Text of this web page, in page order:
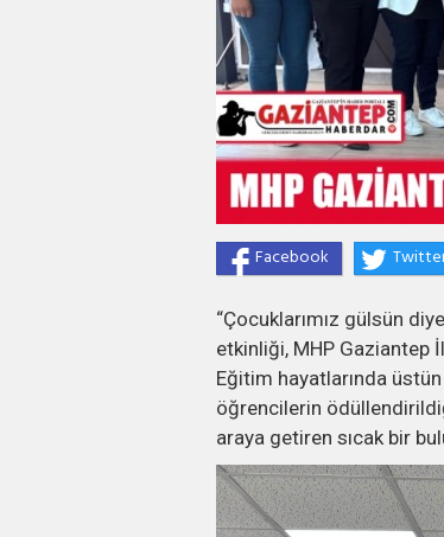
Facebook
“Çocuklarımız gülsün
etkinliği, MHP Gaziantep
Eğitim hayatlarında
öğrencilerin
araya getiren sıcak bir